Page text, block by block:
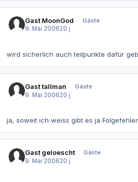
Gast MoonGod
Gäste
9. Mai 200620 j
wird sicherlich auch teilpunkte dafür
Gast tallman
Gäste
9. Mai 200620 j
ja, soweit ich weiss gibt es ja
Gast geloescht
Gäste
9. Mai 200620 j